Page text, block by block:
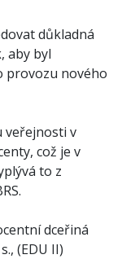
důkladná
aby byl
provozu nového
veřejnosti v
což je v
to z
dceřiná
(EDU II)